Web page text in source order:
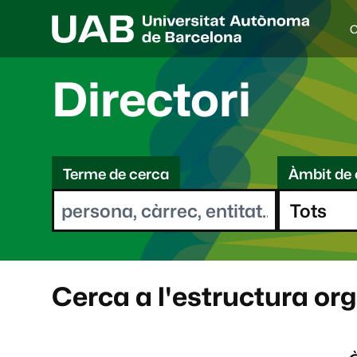
I
d
i
a
e
l
e
o
t
Directori
C
eTerme de cerca Àmbit de
Cerca a l'estructura